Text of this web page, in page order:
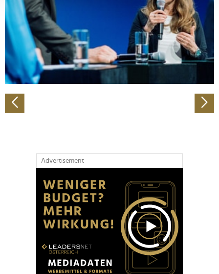
verarbeitet werden, und legen Sie Ihre Präferenzen im
Abschnitt Einzelheiten
Wir verwenden Cookies, um Inhalte und Anzeigen zu
personalisieren, Funktionen für soziale Medien anbieten
zu können und die Zugriffe auf unsere Website zu
analysieren. Außerdem geben wir Informationen zu Ihrer
Verwendung unserer Website an unsere Partner für
soziale Medien, Werbung und Analysen weiter. Unsere
Partner führen diese Informationen möglicherweise mit
Advertisement